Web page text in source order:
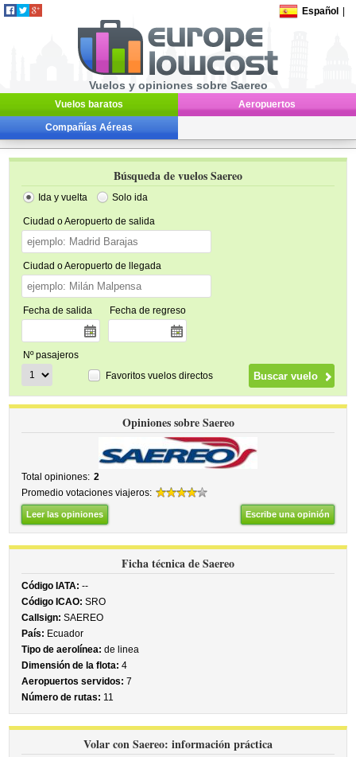
Español
Vuelos y opiniones sobre Saereo
Vuelos baratos Aeropuertos
Compañías Aéreas
Búsqueda de vuelos Saereo
Ida y vuelta Solo ida
Ciudad o Aeropuerto de salida
Ciudad o Aeropuerto de llegada
Fecha de salida Fecha de regreso
Nº pasajeros
Favoritos vuelos directos
Opiniones sobre Saereo
Total opiniones: 2
Promedio votaciones viajeros:
Leer las opiniones Escribe una opinión
Ficha técnica de Saereo
Código IATA: --
Código ICAO: SRO
Callsign: SAEREO
País: Ecuador
Tipo de aerolínea: de linea
Dimensión de la flota: 4
Aeropuertos servidos: 7
Número de rutas: 11
Volar con Saereo: información práctica